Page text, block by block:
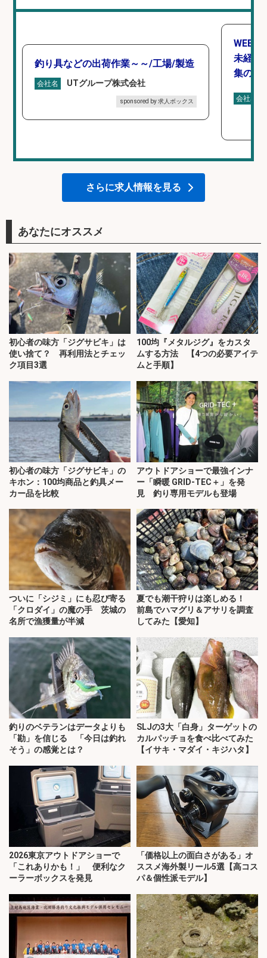
釣り具などの出荷作業～～/工場/製造
会社名 UTグループ株式会社
sponsored by 求人ボックス
WEBデ
未経験
集のお
会社名
さらに求人情報を見る
あなたにオススメ
初心者の味方「ジグサビキ」は
使い捨て？ 再利用法とチェッ
ク項目3選
100均『メタルジグ』をカスタ
ムする方法 【4つの必要アイテ
ムと手順】
初心者の味方「ジグサビキ」の
キホン：100均商品と釣具メー
カー品を比較
アウトドアショーで最強インナ
ー「瞬暖 GRID-TEC＋」を発
見 釣り専用モデルも登場
ついに「シジミ」にも忍び寄る
「クロダイ」の魔の手 茨城の
名所で漁獲量が半減
夏でも潮干狩りは楽しめる！
前島でハマグリ＆アサリを調査
してみた【愛知】
釣りのベテランはデータよりも
「勘」を信じる 「今日は釣れ
そう」の感覚とは？
SLJの3大「白身」ターゲットの
カルパッチョを食べ比べてみた
【イサキ・マダイ・キジハタ】
2026東京アウトドアショーで
「これありかも！」 便利なク
ーラーボックスを発見
「価格以上の面白さがある」オ
ススメ海外製リール5選【高コス
パ＆個性派モデル】